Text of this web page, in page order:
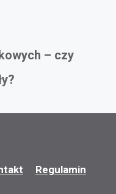
– czy
Regulamin